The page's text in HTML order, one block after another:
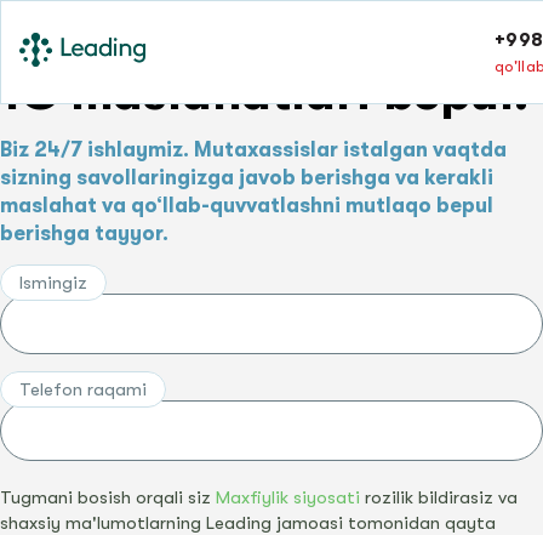
1C maslahatlari bepul!
Biz 24/7 ishlaymiz. Mutaxassislar istalgan vaqtda
sizning savollaringizga javob berishga va kerakli
maslahat va qo‘llab-quvvatlashni mutlaqo bepul
berishga tayyor.
Ismingiz
Telefon raqami
Tugmani bosish orqali siz Maxfiylik siyosati rozilik bildirasiz va
shaxsiy ma'lumotlarning Leading jamoasi tomonidan qayta